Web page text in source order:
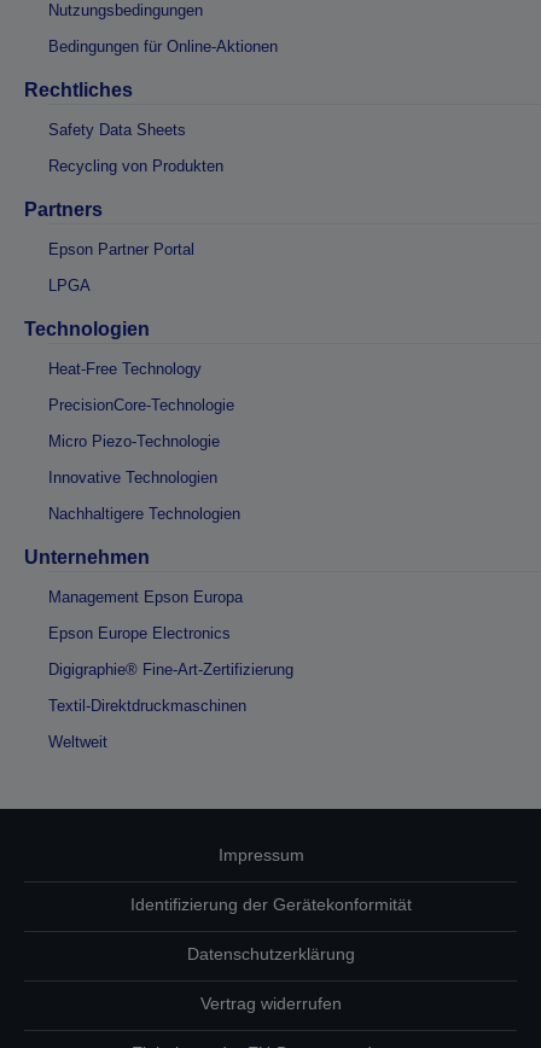
Nutzungsbedingungen
Bedingungen für Online-Aktionen
Rechtliches
Safety Data Sheets
Recycling von Produkten
Partners
Epson Partner Portal
LPGA
Technologien
Heat-Free Technology
PrecisionCore-Technologie
Micro Piezo-Technologie
Innovative Technologien
Nachhaltigere Technologien
Unternehmen
Management Epson Europa
Epson Europe Electronics
Digigraphie® Fine-Art-Zertifizierung
Textil-Direktdruckmaschinen
Weltweit
Impressum
Identifizierung der Gerätekonformität
Datenschutzerklärung
Vertrag widerrufen